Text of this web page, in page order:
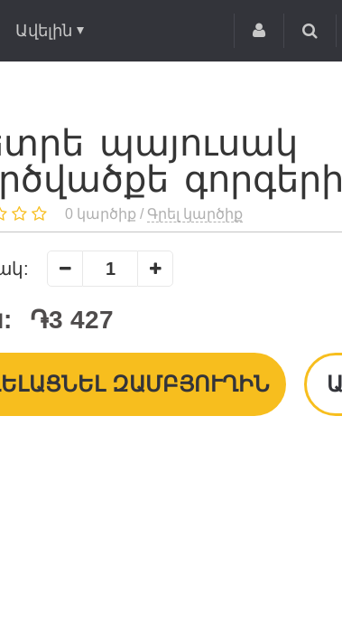
Ավելին
պայուսակ
0 կարծիք / Գրել կարծիք
֏3 427
ԶԱՄԲՅՈՒՂԻՆ